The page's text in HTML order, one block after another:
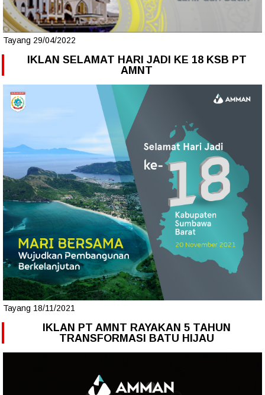
Tayang 29/04/2022
IKLAN SELAMAT HARI JADI KE 18 KSB PT
AMNT
Tayang 18/11/2021
IKLAN PT AMNT RAYAKAN 5 TAHUN
TRANSFORMASI BATU HIJAU